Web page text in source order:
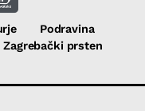
Podravina
Zagrebački prsten